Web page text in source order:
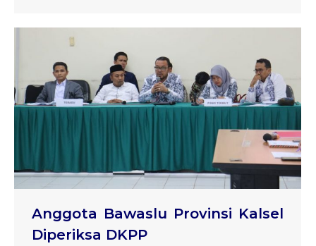
Anggota Bawaslu Provinsi Kalsel
Diperiksa DKPP